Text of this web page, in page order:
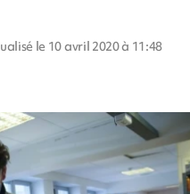
le 10 avril 2020 à 11:48